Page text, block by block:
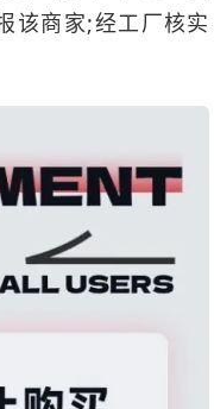
该商家;经工厂核实